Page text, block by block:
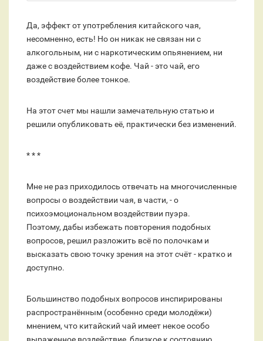
Да, эффект от употребления китайского чая,
несомненно, есть! Но он никак не связан ни с
алкогольным, ни с наркотическим опьянением, ни
даже с воздействием кофе. Чай - это чай, его
воздействие более тонкое.
На этот счет мы нашли замечательную статью и
решили опубликовать её, практически без изменений.
* * *
Мне не раз приходилось отвечать на многочисленные
вопросы о воздействии чая, в части, - о
психоэмоциональном воздействии пуэра.
Поэтому, дабы избежать повторения подобных
вопросов, решил разложить всё по полочкам и
высказать свою точку зрения на этот счёт - кратко и
доступно.
Большинство подобных вопросов инспирированы
распространённым (особенно среди молодёжи)
мнением, что китайский чай имеет некое особо